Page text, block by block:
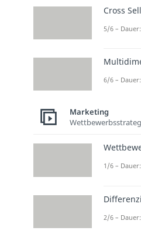
Cross
5/6 –
6/6 – Dauer:
Marketing
1/6 –
2/6 –